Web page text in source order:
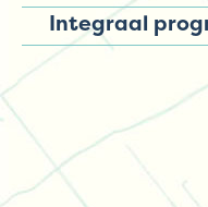
Integraal